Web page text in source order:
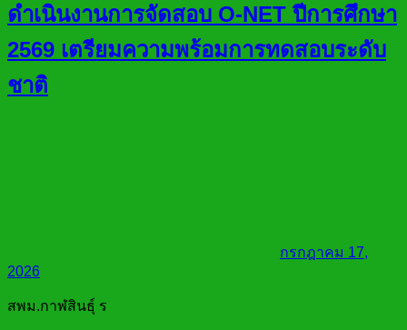
ดำเนินงานการจัดสอบ O-NET ปีการศึกษา
2569 เตรียมความพร้อมการทดสอบระดับ
ชาติ
กรกฎาคม 17,
2026
สพม.กาฬสินธุ์ ร